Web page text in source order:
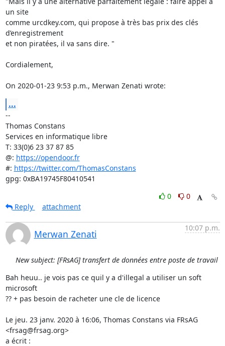
un site
comme urcdkey.com, qui propose à très bas prix des clés
d’enregistrement
et non piratées, il va sans dire. "
Cordialement,
On 2020-01-23 9:53 p.m., Merwan Zenati wrote:
...
--
Thomas Constans
Services en informatique libre
T: 33(0)6 23 37 87 85
@: https://opendoor.fr
#: https://twitter.com/ThomasConstans
gpg: 0xBA19745F80410541
0
0
Reply
attachment
Merwan Zenati
10:07 p.m.
New subject: [FRsAG] transfert de données entre poste de travail
Bah heuu.. je vois pas ce quil y a d'illegal a utiliser un soft
microsoft
?? + pas besoin de racheter une cle de licence
Le jeu. 23 janv. 2020 à 16:06, Thomas Constans via FRsAG
<frsag@frsag.org>
a écrit :